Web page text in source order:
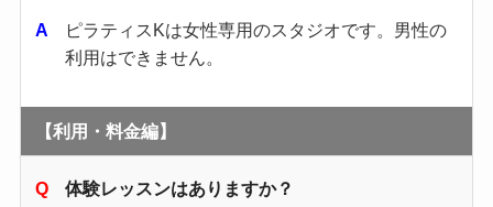
ピラティスKは女性専用のスタジオです。​男性の
利用はできません。​
【利用・料金編】
体験レッスンはありますか？